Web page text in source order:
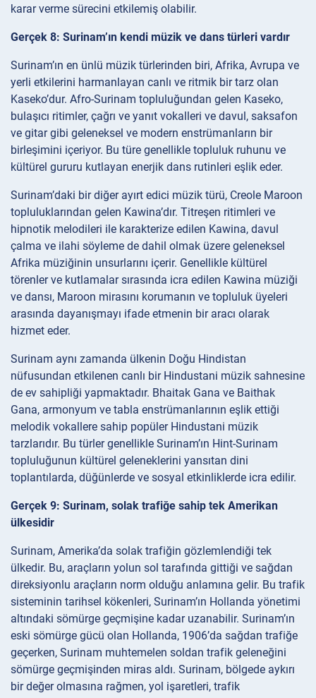
karar verme sürecini etkilemiş olabilir.
Gerçek 8: Surinam’ın kendi müzik ve dans türleri vardır
Surinam’ın en ünlü müzik türlerinden biri, Afrika, Avrupa ve
yerli etkilerini harmanlayan canlı ve ritmik bir tarz olan
Kaseko’dur. Afro-Surinam topluluğundan gelen Kaseko,
bulaşıcı ritimler, çağrı ve yanıt vokalleri ve davul, saksafon
ve gitar gibi geleneksel ve modern enstrümanların bir
birleşimini içeriyor. Bu türe genellikle topluluk ruhunu ve
kültürel gururu kutlayan enerjik dans rutinleri eşlik eder.
Surinam’daki bir diğer ayırt edici müzik türü, Creole Maroon
topluluklarından gelen Kawina’dır. Titreşen ritimleri ve
hipnotik melodileri ile karakterize edilen Kawina, davul
çalma ve ilahi söyleme de dahil olmak üzere geleneksel
Afrika müziğinin unsurlarını içerir. Genellikle kültürel
törenler ve kutlamalar sırasında icra edilen Kawina müziği
ve dansı, Maroon mirasını korumanın ve topluluk üyeleri
arasında dayanışmayı ifade etmenin bir aracı olarak
hizmet eder.
Surinam aynı zamanda ülkenin Doğu Hindistan
nüfusundan etkilenen canlı bir Hindustani müzik sahnesine
de ev sahipliği yapmaktadır. Bhaitak Gana ve Baithak
Gana, armonyum ve tabla enstrümanlarının eşlik ettiği
melodik vokallere sahip popüler Hindustani müzik
tarzlarıdır. Bu türler genellikle Surinam’ın Hint-Surinam
topluluğunun kültürel geleneklerini yansıtan dini
toplantılarda, düğünlerde ve sosyal etkinliklerde icra edilir.
Gerçek 9: Surinam, solak trafiğe sahip tek Amerikan
ülkesidir
Surinam, Amerika’da solak trafiğin gözlemlendiği tek
ülkedir. Bu, araçların yolun sol tarafında gittiği ve sağdan
direksiyonlu araçların norm olduğu anlamına gelir. Bu trafik
sisteminin tarihsel kökenleri, Surinam’ın Hollanda yönetimi
altındaki sömürge geçmişine kadar uzanabilir. Surinam’ın
eski sömürge gücü olan Hollanda, 1906’da sağdan trafiğe
geçerken, Surinam muhtemelen soldan trafik geleneğini
sömürge geçmişinden miras aldı. Surinam, bölgede aykırı
bir değer olmasına rağmen, yol işaretleri, trafik